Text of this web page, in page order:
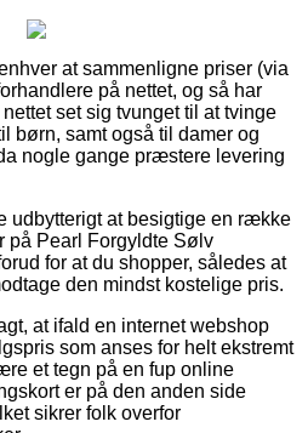
at sammenligne priser (via
på nettet, og så har
set sig tvunget til at tvinge
børn, samt også til damer og
nogle gange præstere levering
udbytterigt at besigtige en række
på Pearl Forgyldte Sølv
for at du shopper, således at
den mindst kostelige pris.
at ifald en internet webshop
som anses for helt ekstremt
et tegn på en fup online
er på den anden side
sikrer folk overfor